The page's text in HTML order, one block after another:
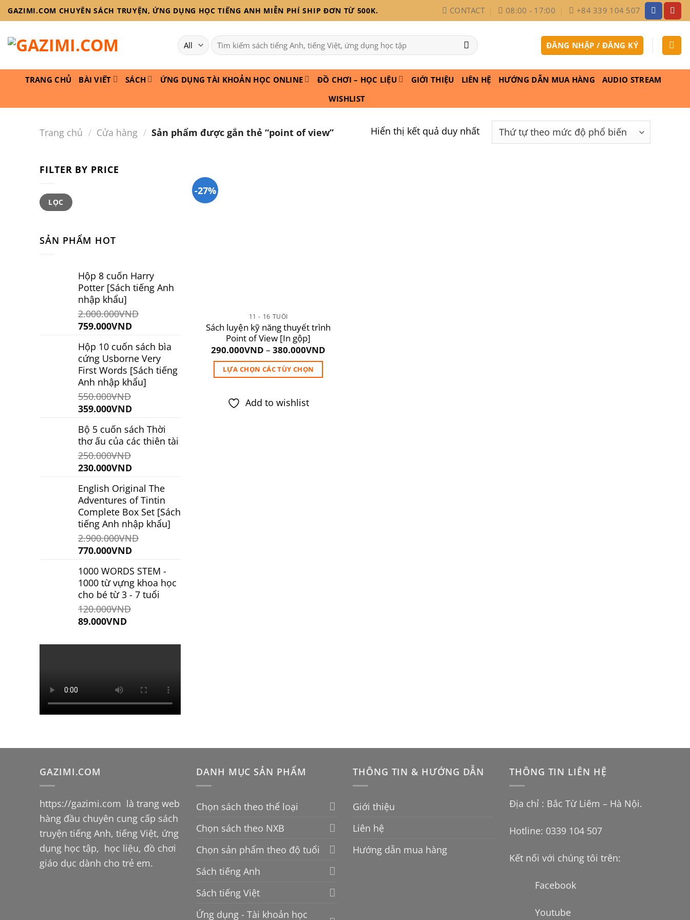
Skip
to
content
GAZIMI.COM CHUYÊN SÁCH TRUYỆN, ỨNG DỤNG HỌC TIẾNG ANH MIỄN PHÍ SHIP ĐƠN TỪ 500K. CONTACT 08:00 - 17:00 +84 339 104 507
Tìm
kiếm:
ĐĂNG NHẬP / ĐĂNG KÝ
TRANG CHỦ BÀI VIẾT SÁCH ỨNG DỤNG TÀI KHOẢN HỌC ONLINE ĐỒ CHƠI – HỌC LIỆU GIỚI THIỆU LIÊN HỆ HƯỚNG DẪN MUA HÀNG
AUDIO STREAM
WISHLIST
Trang chủ / Cửa hàng / Sản phẩm được gắn thẻ “point of view” Hiển thị kết quả duy nhất
FILTER BY PRICE
Giá
thấp
nhất
Giá
cao
nhất
LỌC
SẢN PHẨM HOT
Hộp 8 cuốn Harry
Potter [Sách tiếng Anh
nhập khẩu]
2.000.000VND
Giá
là:
2.000.000VND.
759.000VNDGiá
tại
là:
759.000VND.
Hộp 10 cuốn sách bìa
cứng Usborne Very
First Words [Sách tiếng
Anh nhập khẩu]
550.000VND
Giá
là:
550.000VND.
359.000VNDGiá
tại
là:
Bộ 5 cuốn sách Thời
thơ ấu của các thiên tài
250.000VND
Giá
là:
250.000VND.
230.000VNDGiá
tại
là:
230.000VND.
English Original The
Adventures of Tintin
Complete Box Set [Sách
tiếng Anh nhập khẩu]
2.900.000VND
Giá
là:
2.900.000VND.
770.000VNDGiá
tại
là:
770.000VND.
1000 WORDS STEM -
1000 từ vựng khoa học
cho bé từ 3 - 7 tuổi
120.000VND
Giá
là:
89.000VNDGiá
tại
-27%
11 - 16 TUỔI
Sách luyện kỹ năng thuyết trình
Point of View [In gộp]
290.000VND –380.000VND
LỰA CHỌN CÁC TÙY CHỌN
phẩm
Add to wishlist
GAZIMI.COM
https://gazimi.com là trang web
hàng đầu chuyên cung cấp sách
truyện tiếng Anh, tiếng Việt, ứng
dụng học tập, học liệu, đồ chơi
giáo dục dành cho trẻ em.
DANH MỤC SẢN PHẨM
Chọn sách theo thể loại
Chọn sách theo NXB
Chọn sản phẩm theo độ tuổi
Sách tiếng Anh
Sách tiếng Việt
Ứng dụng - Tài khoản học
THÔNG TIN & HƯỚNG DẪN
Giới thiệu
Liên hệ
Hướng dẫn mua hàng
THÔNG TIN LIÊN HỆ
Địa chỉ : Bắc Từ Liêm – Hà Nội.
Hotline: 0339 104 507
Kết nối với chúng tôi trên:
Facebook
Youtube